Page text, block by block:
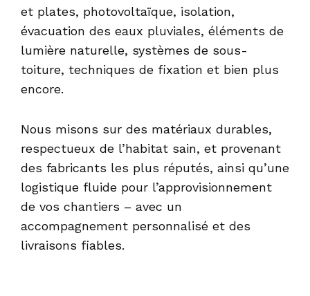
et plates, photovoltaïque, isolation,
évacuation des eaux pluviales, éléments de
lumière naturelle, systèmes de sous-
toiture, techniques de fixation et bien plus
encore.
Nous misons sur des matériaux durables,
respectueux de l’habitat sain, et provenant
des fabricants les plus réputés, ainsi qu’une
logistique fluide pour l’approvisionnement
de vos chantiers – avec un
accompagnement personnalisé et des
livraisons fiables.